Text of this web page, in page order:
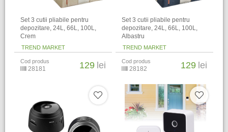
Set 3 cutii pliabile pentru
depozitare, 24L, 66L, 100L,
Crem
TREND MARKET
Cod produs
28181 129 lei
Set 3 cutii pliabile pentru
depozitare, 24L, 66L, 100L,
Albastru
TREND MARKET
Cod produs
28182 129 lei